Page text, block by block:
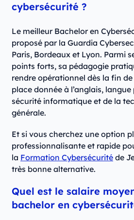
cybersécurité ?
Le meilleur Bachelor en
proposé par la Guardia
Paris, Bordeaux et Lyon. Parmi
points forts, sa pédagogie
rendre opérationnel dès la fin
place donnée à l’anglais, langue
sécurité informatique et de la
générale.
Et si vous cherchez une option
professionnalisante et rapide
la Formation Cybersécurité de
très bonne alternative.
Quel est le salaire
bachelor en